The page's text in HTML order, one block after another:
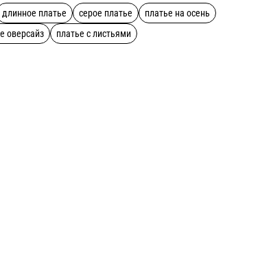
длинное платье серое платье
платье на осень
оверсайз платье с листьями